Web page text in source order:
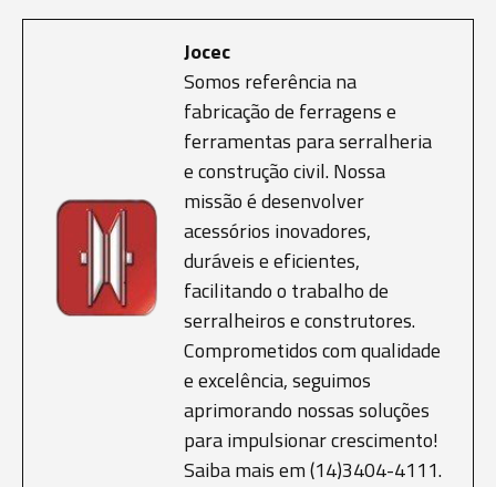
Jocec
Somos referência na
fabricação de ferragens e
ferramentas para serralheria
e construção civil. Nossa
missão é desenvolver
acessórios inovadores,
duráveis e eficientes,
facilitando o trabalho de
serralheiros e construtores.
Comprometidos com qualidade
e excelência, seguimos
aprimorando nossas soluções
para impulsionar crescimento!
Saiba mais em (14)3404-4111.